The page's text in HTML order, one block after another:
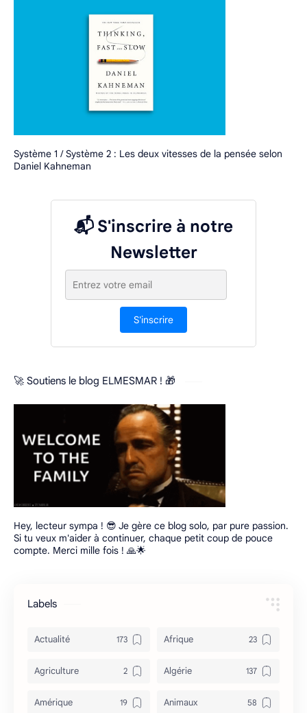
Système 1 / Système 2 : Les deux vitesses de la pensée selon
Daniel Kahneman
📬 S'inscrire à notre
Newsletter
S'inscrire
🚀 Soutiens le blog ELMESMAR ! 🎁
Hey, lecteur sympa ! 😎 Je gère ce blog solo, par pure passion.
Si tu veux m'aider à continuer, chaque petit coup de pouce
compte. Merci mille fois ! 🙏🌟
Labels
Actualité Afrique
Agriculture Algérie
Amérique Animaux